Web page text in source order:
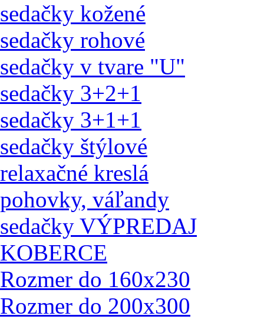
sedačky kožené
sedačky rohové
sedačky v tvare "U"
sedačky 3+2+1
sedačky 3+1+1
sedačky štýlové
relaxačné kreslá
pohovky, váľandy
sedačky VÝPREDAJ
KOBERCE
Rozmer do 160x230
Rozmer do 200x300